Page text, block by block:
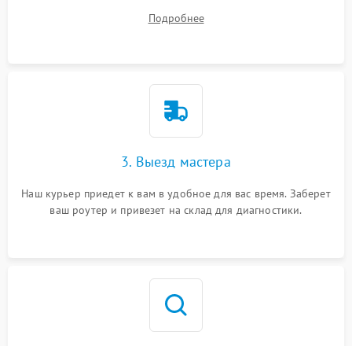
Подробнее
3. Выезд мастера
Наш курьер приедет к вам в удобное для вас время. Заберет
ваш роутер и привезет на склад для диагностики.